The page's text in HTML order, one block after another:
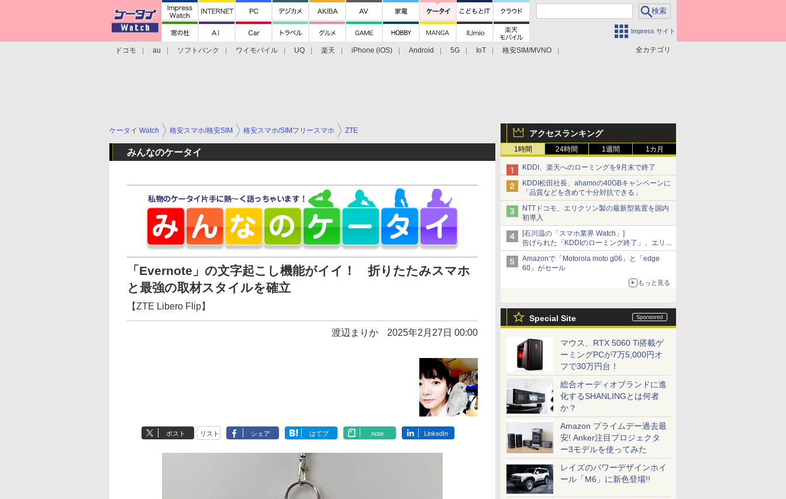
Impress サイト
全カテゴリ
ドコモ au ソフトバンク ワイモバイル UQ 楽天 iPhone (iOS) Android 5G IoT
格安SIM/MVNO
アクセスランキング
1時間 24時間 1週間 1カ月
KDDI、楽天へのローミングを9月末で終了
KDDI松田社長、ahamoの40GBキャンペーンに
「品質などを含めて十分対抗できる」
NTTドコモ、エリクソン製の最新型装置を国内
初導入
[石川温の「スマホ業界 Watch」]
告げられた「KDDIのローミング終了」、エリア
マップの落とし穴と楽天モバイルの課題
Amazonで「Motorola moto g06」と「edge
60」がセール
もっと見る
Special Site
マウス、RTX 5060 Ti搭載ゲ
ーミングPCが7万5,000円オ
フで30万円台！
総合オーディオブランドに進
化するSHANLINGとは何者
か？
Amazon プライムデー過去最
安! Anker注目プロジェクタ
ー3モデルを使ってみた
レイズのパワーデザインホイ
ール「M6」に新色登場!!
ケータイ Watch 格安スマホ/格安SIM 格安スマホ/SIMフリースマホ ZTE
みんなのケータイ
「Evernote」の文字起こし機能がイイ！ 折りたたみスマホ
と最強の取材スタイルを確立
【ZTE Libero Flip】
渡辺まりか 2025年2月27日 00:00
ポスト リスト シェア はてブ note LinkedIn